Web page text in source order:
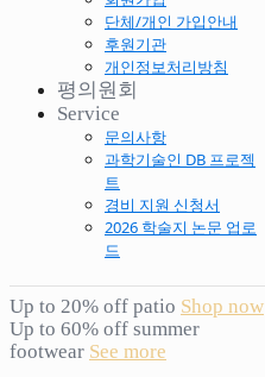
단체/개인 가입안내
후원기관
개인정보처리방침
평의원회
Service
문의사항
과학기술인 DB 프로젝
트
경비 지원 신청서
2026 학술지 논문 업로
드
Up to 20% off patio Shop now
Up to 60% off summer
footwear See more